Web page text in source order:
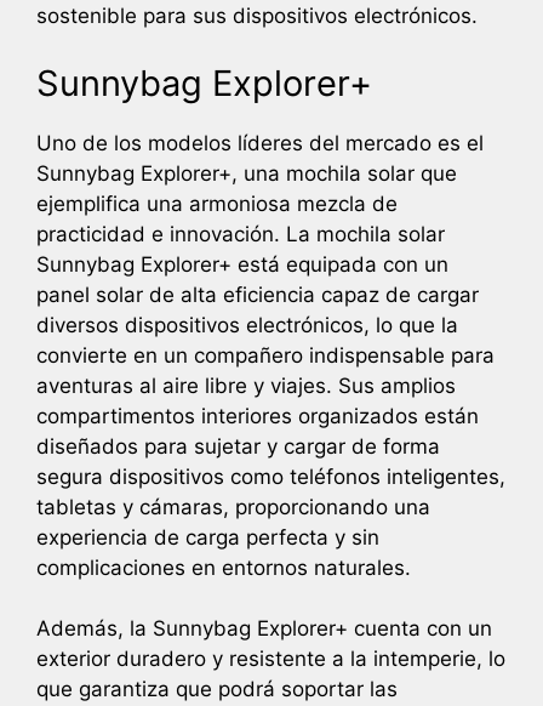
sostenible para sus dispositivos electrónicos.
Sunnybag Explorer+
Uno de los modelos líderes del mercado es el
Sunnybag Explorer+, una mochila solar que
ejemplifica una armoniosa mezcla de
practicidad e innovación. La mochila solar
Sunnybag Explorer+ está equipada con un
panel solar de alta eficiencia capaz de cargar
diversos dispositivos electrónicos, lo que la
convierte en un compañero indispensable para
aventuras al aire libre y viajes. Sus amplios
compartimentos interiores organizados están
diseñados para sujetar y cargar de forma
segura dispositivos como teléfonos inteligentes,
tabletas y cámaras, proporcionando una
experiencia de carga perfecta y sin
complicaciones en entornos naturales.
Además, la Sunnybag Explorer+ cuenta con un
exterior duradero y resistente a la intemperie, lo
que garantiza que podrá soportar las